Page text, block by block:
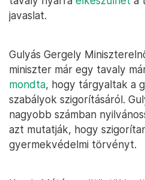
javaslat.
Gulyás Gergely
miniszter már egy tavaly
mondta, hogy tárgyaltak a
szabályok szigorításáról.
nagyobb számban
azt mutatják, hogy
gyermekvédelmi törvényt.